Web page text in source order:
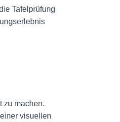
Tafelprüfung
zu machen.
visuellen